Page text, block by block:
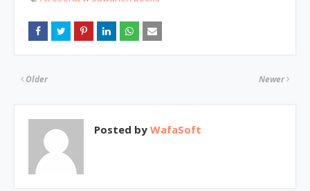
Newer
Older
Posted by WafaSoft